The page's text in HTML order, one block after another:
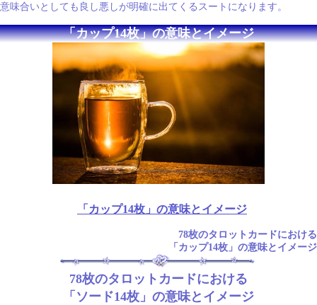
意味合いとしても良し悪しが明確に出てくるスートになります。
「カップ14枚」の意味とイメージ
「カップ14枚」の意味とイメージ
78枚のタロットカードにおける
「カップ14枚」の意味とイメージ
78枚のタロットカードにおける
「ソード14枚」の意味とイメージ